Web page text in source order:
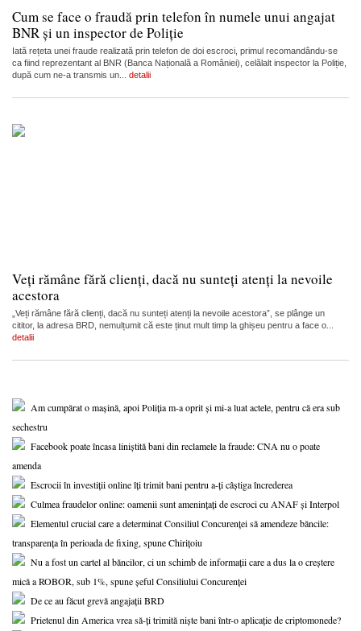
Cum se face o fraudă prin telefon în numele unui angajat
BNR și un inspector de Poliție
Iată rețeta unei fraude realizată prin telefon de doi escroci, primul recomandându-se
ca fiind reprezentant al BNR (Banca Națională a României), celălalt inspector la Poliție,
după cum ne-a transmis un... detalii
Veți rămâne fără clienți, dacă nu sunteți atenți la nevoile
acestora
„Veți rămâne fără clienți, dacă nu sunteți atenți la nevoile acestora”, se plânge un
cititor, la adresa BRD, nemulțumit că este ținut mult timp la ghișeu pentru a face o...
detalii
Am cumpărat o mașină, apoi Poliția m-a oprit și mi-a luat actele, pentru că era sub
sechestru
Facebook poate încasa liniștită bani din reclamele la fraude: CNA nu o poate
amenda
Escrocii în investiții online îți trimit bani pentru a-ți câștiga încrederea
Culmea fraudelor online: oamenii sunt amenințați de escroci cu ANAF și Interpol
Elementul crucial care a determinat Consiliul Concurenței să amendeze băncile:
transparența în perioada de fixing, spune Chirițoiu
Nu a fost un cartel al băncilor, ci un schimb de informații care a dus la o creștere
mică a ROBOR, sub 1%, spune șeful Consiliului Concurenței
De ce au făcut grevă angajații BRD
Prietenul din America vrea să-ți trimită niște bani într-o aplicație de criptomonede?